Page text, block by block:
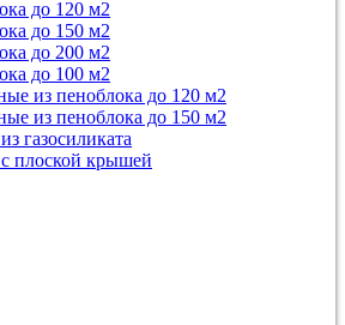
до 120 м2
до 150 м2
до 200 м2
до 100 м2
из пеноблока до 120 м2
из пеноблока до 150 м2
газосиликата
плоской крышей